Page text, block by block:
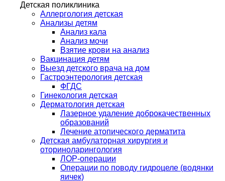
Детская поликлиника
Аллергология детская
Анализы детям
Анализ кала
Анализ мочи
Взятие крови на анализ
Вакцинация детям
Выезд детского врача на дом
Гастроэнтерология детская
ФГДС
Гинекология детская
Дерматология детская
Лазерное удаление доброкачественных
образований
Лечение атопического дерматита
Детская амбулаторная хирургия и
оториноларингология
ЛОР-операции
Операции по поводу гидроцеле (водянки
яичек)